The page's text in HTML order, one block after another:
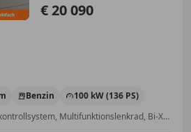
€ 20 090
Benzin
100 kW (136 PS)
Regensensor, Reifendruckkontrollsystem, Multifunktionslenkrad, Bi-Xenon Scheinwerfer, Navigationssystem, Totwinkel-Assistent, Apple CarPlay, Verkehrszeichenerkennung